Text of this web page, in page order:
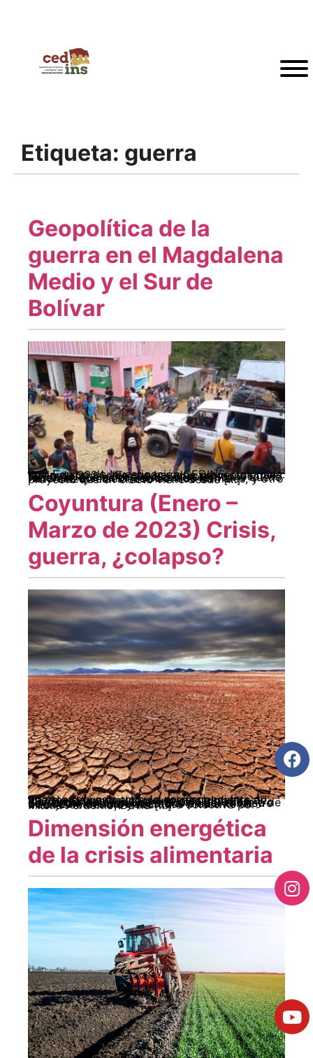
Etiqueta: guerra
Geopolítica de la
guerra en el Magdalena
Medio y el Sur de
Bolívar
Por: Equipo de Investigación CEDINS, Colombia. Junio de 2024. “Es que hay dos proyectos que se encuentran enfrentados en nuestros territorios: el proyecto que nosotros y nosotras tenemos, que es el proyecto de territorio que lo hacemos con amor, relacionado con la Naturaleza, relacionado con los animales, y otro proyecto que en efecto viene desde […]
Coyuntura (Enero –
Marzo de 2023) Crisis,
guerra, ¿colapso?
En este segundo artículo correspondiente al informe de coyuntura del primer trimestre de 2023, analizamos las tendencias globales marcadas por la guerra y el conflicto. Leer y/o descargar Autores: Los artículos del informe de coyuntura correspondiente al primer trimestre de 2023 han sido elaborados mediante un trabajo de debate y escritura colectiva por: Milena Perdomo, David […]
Dimensión energética
de la crisis alimentaria